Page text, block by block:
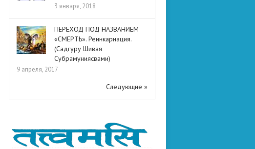
3 января, 2018
ПЕРЕХОД ПОД НАЗВАНИЕМ
«СМЕРТЬ». Реинкарнация.
(Садгуру Шивая
Субрамуниясвами)
9 апреля, 2017
Следующие »